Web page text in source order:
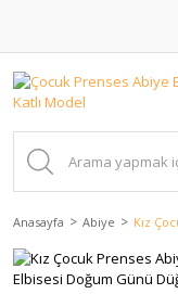
Anasayfa Abiye Kız